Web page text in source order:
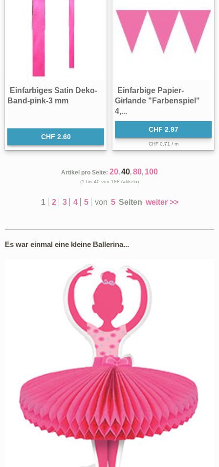
Einfarbiges Satin Deko-
Band-pink-3 mm
CHF 2.60
Einfarbige Papier-
Girlande "Farbenspiel"
4,...
CHF 2.97
CHF 0.71 / m
Artikel pro Seite: 20, 40, 80, 100
(1 bis 40 von 188 Artikeln)
1 2 3 4 5 von 5 Seiten weiter >>
Es war einmal eine kleine Ballerina...